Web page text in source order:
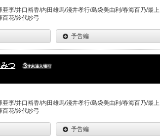
亜李/井口裕香/内田雄馬/淺井孝行/島袋美由利/春海百乃/最上
百花/鈴代紗弓
予告編
つ
亜李/井口裕香/内田雄馬/淺井孝行/島袋美由利/春海百乃/最上
百花/鈴代紗弓
予告編